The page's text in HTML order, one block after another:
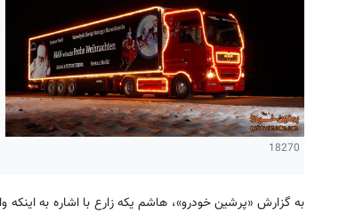
18270
به گزارش «پرشین خودرو»، هاشم یکه زارع با اشاره به اینکه